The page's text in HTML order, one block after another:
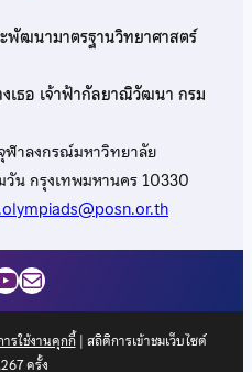
พัฒนามาตรฐานวิทยาศาสตร์
เธอ เจ้าฟ้ากัลยาณิวัฒนา กรม
าลงกรณ์มหาวิทยาลัย
น กรุงเทพมหานคร 10330
Mail
รใช้งานคุกกี้| สถิติการเข้าชมเว็บไซต์
ครั้ง